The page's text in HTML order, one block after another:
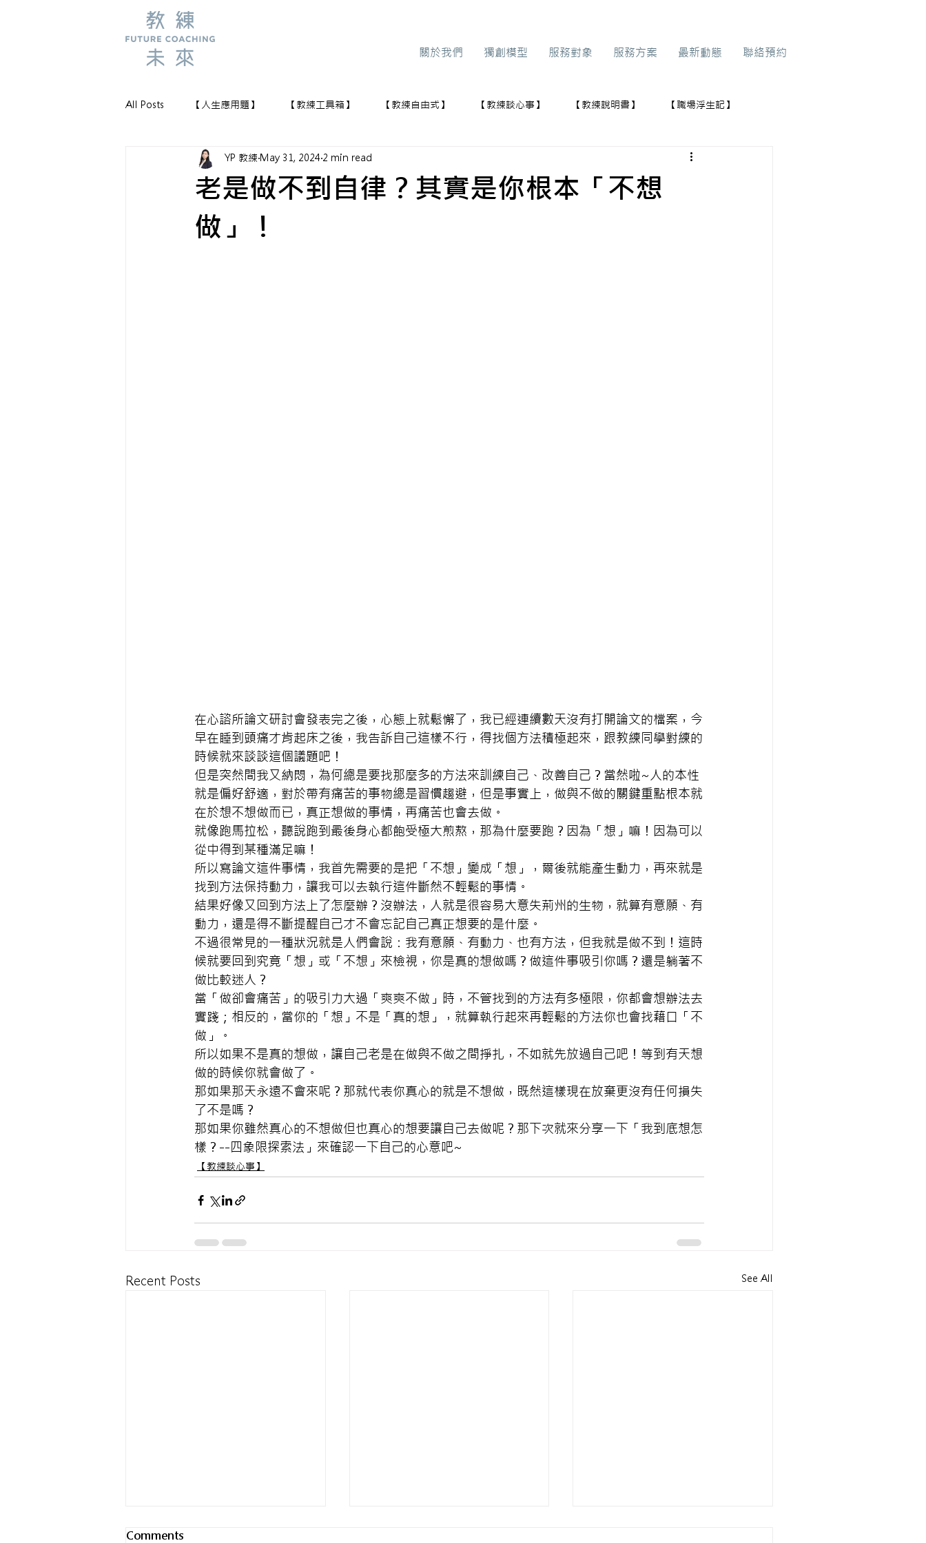
關於我們 獨創模型 服務對象 服務方案 最新動態 聯絡預約
All Posts 【人生應用題】 【教練工具箱】 【教練自由式】 【教練談心事】 【教練說明書】 【職場浮生記】
【教練新鮮事】
老是做不到自律？其實是你根本「不想
做」！
YP 教練 May 31, 2024 2 min read
在心諮所論文研討會發表完之後，心態上就鬆懈了，我已經連續數天沒有打開論文的檔案，今
早在睡到頭痛才肯起床之後，我告訴自己這樣不行，得找個方法積極起來，跟教練同學對練的
時候就來談談這個議題吧！
但是突然間我又納悶，為何總是要找那麼多的方法來訓練自己、改善自己？當然啦~人的本性
就是偏好舒適，對於帶有痛苦的事物總是習慣趨避，但是事實上，做與不做的關鍵重點根本就
在於想不想做而已，真正想做的事情，再痛苦也會去做。
就像跑馬拉松，聽說跑到最後身心都飽受極大煎熬，那為什麼要跑？因為「想」嘛！因為可以
從中得到某種滿足嘛！
所以寫論文這件事情，我首先需要的是把「不想」變成「想」，爾後就能產生動力，再來就是
找到方法保持動力，讓我可以去執行這件斷然不輕鬆的事情。
結果好像又回到方法上了怎麼辦？沒辦法，人就是很容易大意失荊州的生物，就算有意願、有
動力，還是得不斷提醒自己才不會忘記自己真正想要的是什麼。
不過很常見的一種狀況就是人們會說：我有意願、有動力、也有方法，但我就是做不到！這時
候就要回到究竟「想」或「不想」來檢視，你是真的想做嗎？做這件事吸引你嗎？還是躺著不
做比較迷人？
當「做卻會痛苦」的吸引力大過「爽爽不做」時，不管找到的方法有多極限，你都會想辦法去
實踐；相反的，當你的「想」不是「真的想」，就算執行起來再輕鬆的方法你也會找藉口「不
做」。
所以如果不是真的想做，讓自己老是在做與不做之間掙扎，不如就先放過自己吧！等到有天想
做的時候你就會做了。
那如果那天永遠不會來呢？那就代表你真心的就是不想做，既然這樣現在放棄更沒有任何損失
了不是嗎？
那如果你雖然真心的不想做但也真心的想要讓自己去做呢？那下次就來分享一下「我到底想怎
樣？--四象限探索法」來確認一下自己的心意吧~
【教練談心事】
Recent Posts See All
Comments